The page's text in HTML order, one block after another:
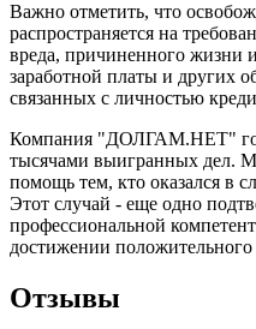
Важно отметить, что
распространяется на
вреда, причиненного жизни
заработной платы и других
связанных с личностью
Компания "ДОЛГАМ.НЕТ"
тысячами выигранных дел.
помощь тем, кто оказался в
Этот случай - еще одно
профессиональной
достижении положительного
Отзывы